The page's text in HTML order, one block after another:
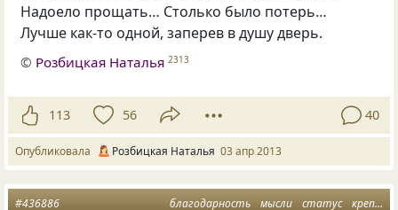
Надоело прощать… Столько было потерь…
Лучше как-то одной, заперев в душу дверь.
© Розбицкая Наталья 2313
113 56 40
Опубликовала Розбицкая Наталья 03 апр 2013
благодарность мысли статус крепость
#436886